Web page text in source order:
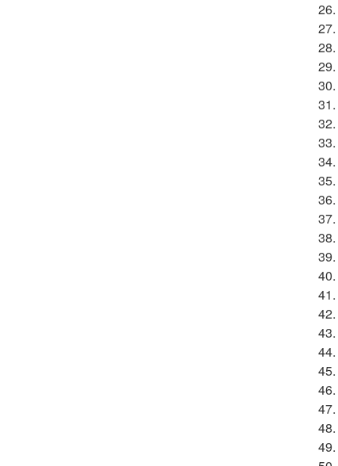
26.
27.
28.
29.
30.
31.
32.
33.
34.
35.
36.
37.
38.
39.
40.
41.
42.
43.
44.
45.
46.
47.
48.
49.